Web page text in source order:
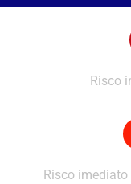
Risco
Risco